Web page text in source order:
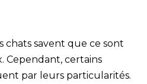
chats savent que ce sont
Cependant, certains
par leurs particularités.